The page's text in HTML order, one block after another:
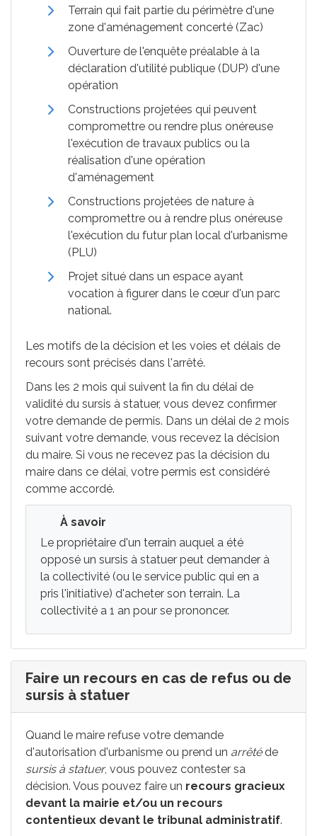
Terrain qui fait partie du périmètre d'une
zone d'aménagement concerté (Zac)
Ouverture de l'enquête préalable à la
déclaration d'utilité publique (DUP) d'une
opération
Constructions projetées qui peuvent
compromettre ou rendre plus onéreuse
l'exécution de travaux publics ou la
réalisation d'une opération
d'aménagement
Constructions projetées de nature à
compromettre ou à rendre plus onéreuse
l'exécution du futur plan local d'urbanisme
(PLU)
Projet situé dans un espace ayant
vocation à figurer dans le cœur d'un parc
national.
Les motifs de la décision et les voies et délais de
recours sont précisés dans l'arrêté.
Dans les 2 mois qui suivent la fin du délai de
validité du sursis à statuer, vous devez confirmer
votre demande de permis. Dans un délai de 2 mois
suivant votre demande, vous recevez la décision
du maire. Si vous ne recevez pas la décision du
maire dans ce délai, votre permis est considéré
comme accordé.
À savoir
Le propriétaire d'un terrain auquel a été
opposé un sursis à statuer peut demander à
la collectivité (ou le service public qui en a
pris l'initiative) d'acheter son terrain. La
collectivité a 1 an pour se prononcer.
Faire un recours en cas de refus ou de
sursis à statuer
Quand le maire refuse votre demande
d'autorisation d'urbanisme ou prend un arrêtéde
sursis à statuer, vous pouvez contester sa
décision. Vous pouvez faire un recours gracieux
devant la mairie et/ou un recours
contentieux devant le tribunal administratif.